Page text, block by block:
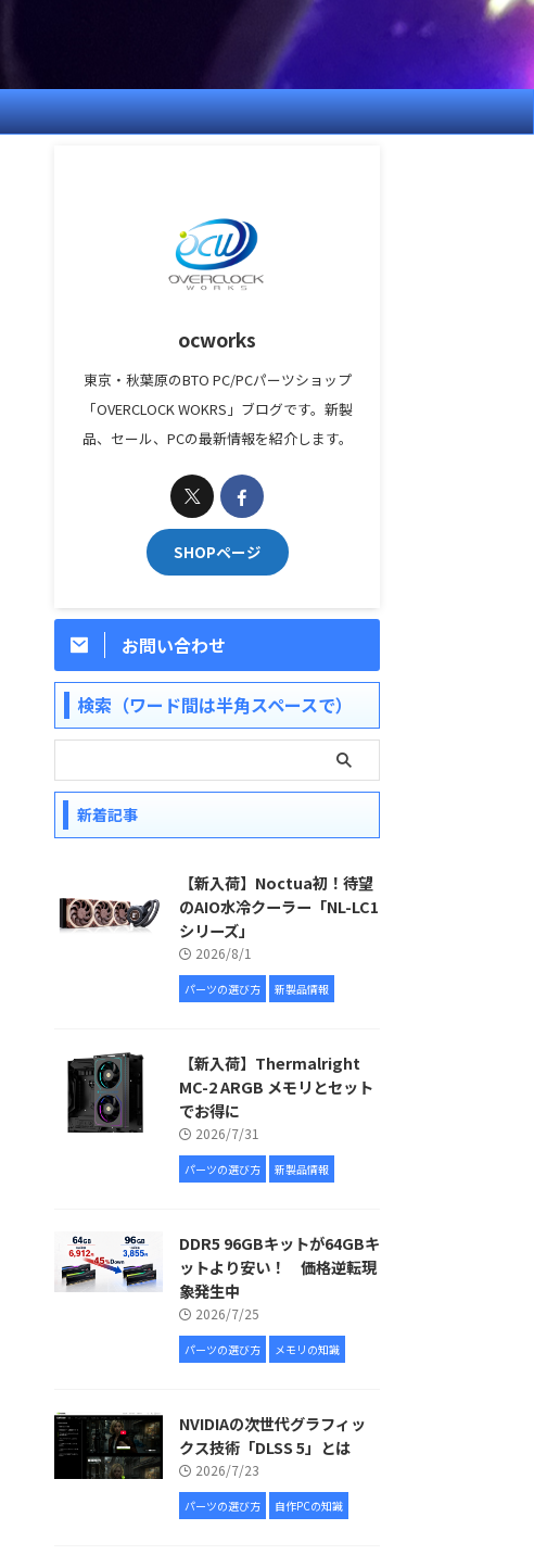
ocworks
東京・秋葉原のBTO PC/PCパーツショップ
「OVERCLOCK WOKRS」ブログです。新製
品、セール、PCの最新情報を紹介します。
SHOPページ
お問い合わせ
検索（ワード間は半角スペースで）
新着記事
【新入荷】Noctua初！待望
のAIO水冷クーラー「NL-LC1
シリーズ」
2026/8/1
パーツの選び方 新製品情報
【新入荷】Thermalright
MC-2 ARGB メモリとセット
でお得に
2026/7/31
パーツの選び方 新製品情報
DDR5 96GBキットが64GBキ
ットより安い！ 価格逆転現
象発生中
2026/7/25
パーツの選び方 メモリの知識
NVIDIAの次世代グラフィッ
クス技術「DLSS 5」とは
2026/7/23
パーツの選び方 自作PCの知識